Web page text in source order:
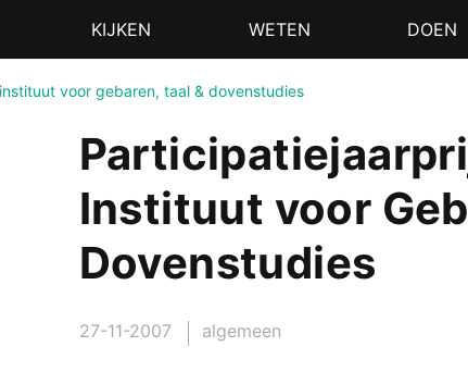
KIJKEN WETEN DOEN
voor gebaren, taal & dovenstudies
Instituut voor
Dovenstudies
27-11-2007 algemeen